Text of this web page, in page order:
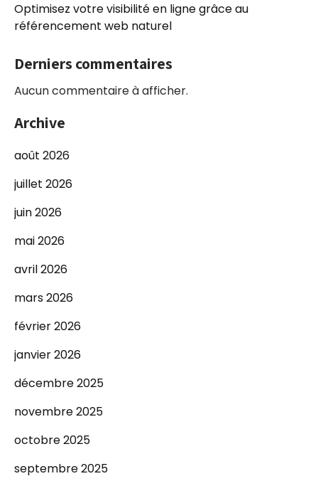
Optimisez votre visibilité en ligne grâce au
référencement web naturel
Derniers commentaires
Aucun commentaire à afficher.
Archive
août 2026
juillet 2026
juin 2026
mai 2026
avril 2026
mars 2026
février 2026
janvier 2026
décembre 2025
novembre 2025
octobre 2025
septembre 2025